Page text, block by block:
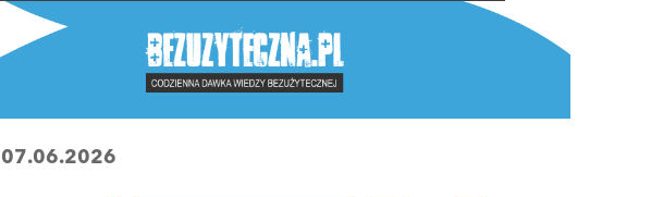
07.06.2026